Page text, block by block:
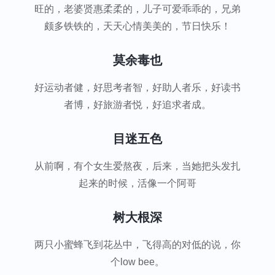
旺的，老婆贤惠柔柔的，儿子可爱乖乖的，兄弟
颇多铁铁的，天天心情美美的，节日快乐！
莫余毒也
好运动者健，好思考者智，好助人者乐，好读书
者博，好旅游者悦，好追求者成。
目迷五色
从前啊，有个女生爱熬夜，后来，当她把头发扎
起来的时候，活像一个阿哥
树大根深
两只小蜜蜂飞到花丛中，飞得高的对低的说，你
个low bee。